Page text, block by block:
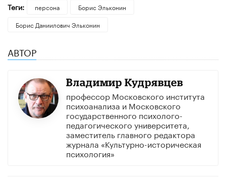
Теги:
персона
Борис Эльконин
Борис Даниилович Эльконин
АВТОР
Владимир Кудрявцев
профессор Московского института
психоанализа и Московского
государственного психолого-
педагогического университета,
заместитель главного редактора
журнала «Культурно-историческая
психология»